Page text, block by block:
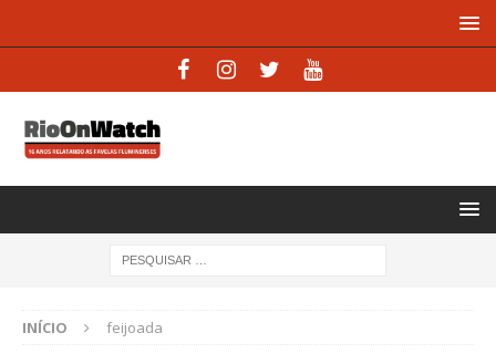
INÍCIO feijoada